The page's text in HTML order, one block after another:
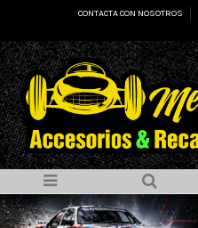
CONTACTA CON NOSOTROS